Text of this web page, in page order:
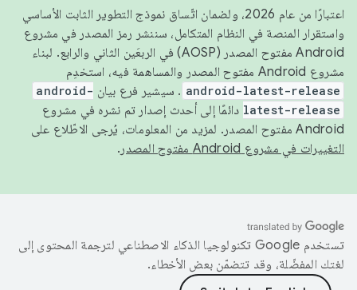
اعتبارًا من عام 2026، ولضمان اتّساق نموذج التطوير الثابت الأساسي
واستقرار المنصة في النظام المتكامل، سننشر رمز المصدر في مشروع
Android مفتوح المصدر (AOSP) في الربعَين الثاني والرابع. لبناء
مشروع Android مفتوح المصدر والمساهمة فيه، استخدِم
android-latest-release . سيشير فرع بيان android-
latest-release دائمًا إلى أحدث إصدار تم نشره في مشروع
Android مفتوح المصدر. لمزيد من المعلومات، يُرجى الاطّلاع على
التغييرات في مشروع Android مفتوح المصدر
.
تستخدم Google تكنولوجيا الذكاء الاصطناعي لترجمة المحتوى إلى
لغتك المفضّلة، وقد تتضمّن بعض الأخطاء.